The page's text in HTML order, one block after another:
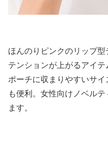
ほんのりピンクのリップ
テンションが上がるアイテ
ポーチに収まりやすいサ
も便利。女性向けノベル
ます。